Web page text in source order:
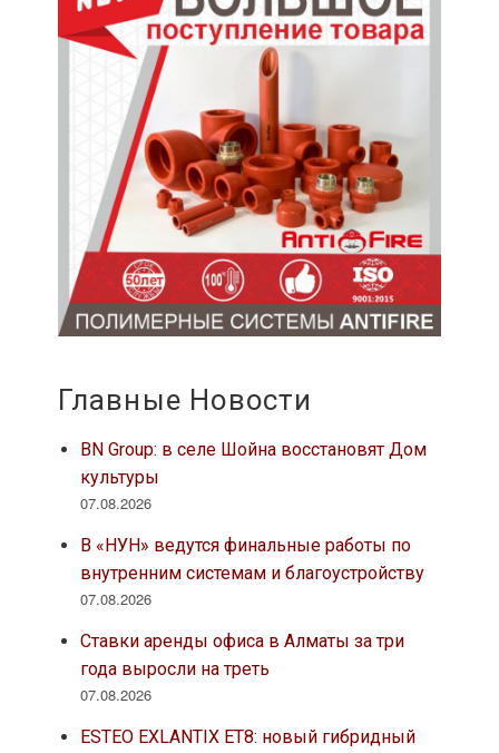
Главные Новости
BN Group: в селе Шойна восстановят Дом
культуры
07.08.2026
В «НУН» ведутся финальные работы по
внутренним системам и благоустройству
07.08.2026
Ставки аренды офиса в Алматы за три
года выросли на треть
07.08.2026
ESTEO EXLANTIX ET8: новый гибридный